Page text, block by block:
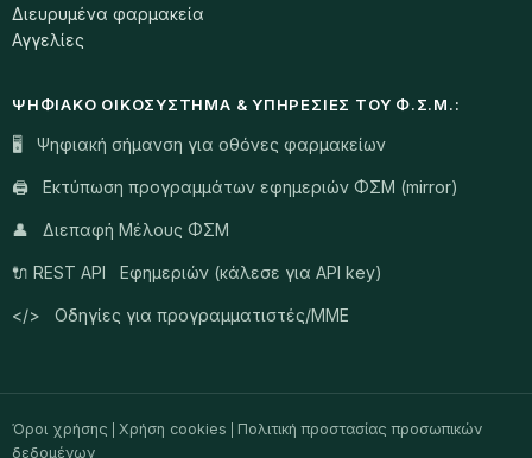
Διευρυμένα φαρμακεία
Αγγελίες
ΨΗΦΙΑΚΌ ΟΙΚΟΣΎΣΤΗΜΑ & ΥΠΗΡΕΣΊΕΣ ΤΟΥ Φ.Σ.Μ.:
🖥️ Ψηφιακή σήμανση για οθόνες φαρμακείων
🖨️ Εκτύπωση προγραμμάτων εφημεριών ΦΣΜ (mirror)
👤 Διεπαφή Μέλους ΦΣΜ
🔌 REST API Εφημεριών (κάλεσε για API key)
</> Οδηγίες για προγραμματιστές/ΜΜΕ
Όροι χρήσης Χρήση cookies
Πολιτική προστασίας προσωπικών
δεδομένων